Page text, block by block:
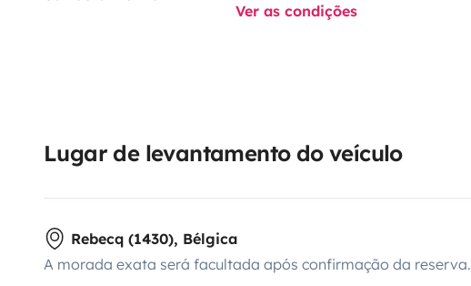
Ver as condições
Lugar de levantamento do veículo
Rebecq (1430), Bélgica
A morada exata será facultada após confirmação da reserva.